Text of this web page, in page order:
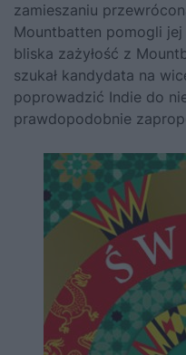
zamieszaniu
Mountbatten pomogli jej
bliska zażyłość z
szukał kandydata na
poprowadzić Indie do
prawdopodobnie